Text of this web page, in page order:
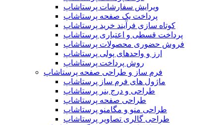
ویرایش سفارشات پرستاشاپ
پرداخت یک صفحه پرستاشاپ
کوتاه سازی فرآیند خرید پرستاشاپ
پرداخت قسطی و اعتباری پرستاشاپ
فروش حضوری محصولات پرستاشاپ
ارز و واحدهای پولی پرستاشاپ
روش پرداخت پرستاشاپ
فرم ساز و طراحی صفحه پرستاشاپ
ماژول های فرم ساز پرستاشاپ
طراحی و درج بنر پرستاشاپ
طراحی صفحه پرستاشاپ
طراحی منو و مگامنو پرستاشاپ
طراحی گالری تصاویر پرستاشاپ